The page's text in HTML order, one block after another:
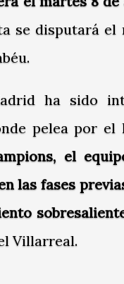
se disputará el
ha sido
pelea por
el
las fases
Villarreal.